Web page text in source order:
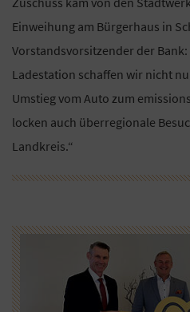
Einweihung am Bürgerhaus in
Vorstandsvorsitzender der
Ladestation schaffen wir nicht
Umstieg vom Auto zum
locken auch überregionale
Landkreis.“